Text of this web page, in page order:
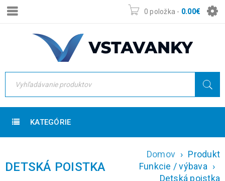
0 položka - 0.00€
KATEGÓRIE
DETSKÁ POISTKA
Domov › Produkt
Funkcie / výbava ›
Detská poistka